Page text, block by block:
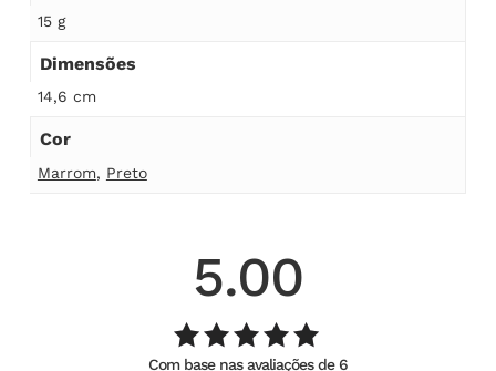
15 g
Dimensões
14,6 cm
Cor
Marrom, Preto
5.00
Com base nas avaliações de 6